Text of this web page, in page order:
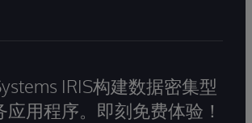
IRIS构建数据密集型
应用程序。即刻免费体验！